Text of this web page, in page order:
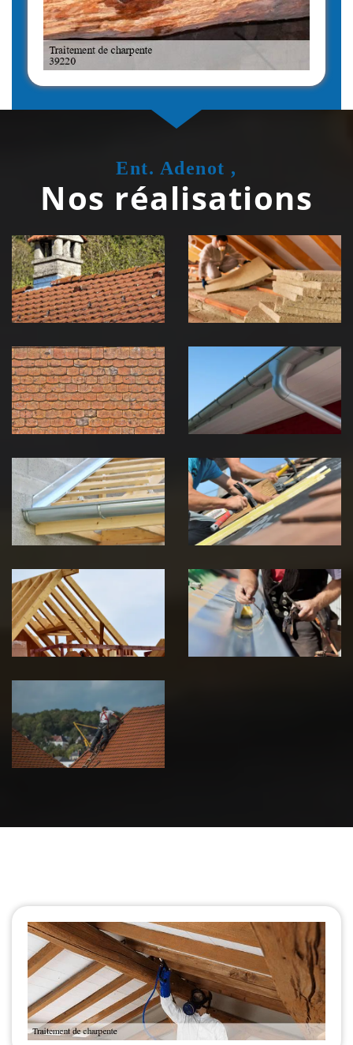
Ent. Adenot ,
Nos réalisations
Couvreur
zingueur 39
Jura
Isolation de
toiture 39
Jura
démoussage de
toiture 39
Jura
pose de
gouttière 39
Jura
Pose de
Chéneau 39
Jura
Réparation de
toiture 39
Jura
Traitement de
charpente 39
Jura
Travaux de
zinguerie 39
Jura
Urgence fuite
de toiture 39
Jura